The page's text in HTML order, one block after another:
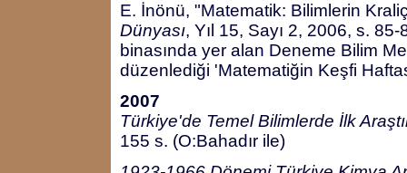
E. İnönü, "Matematik: Bilimlerin
Dünyası, Yıl 15, Sayı 2, 2006, s.
binasında yer alan Deneme Bilim
düzenlediği 'Matematiğin Keşfi
2007
Türkiye'de Temel Bilimlerde İlk
155 s. (O:Bahadır ile)